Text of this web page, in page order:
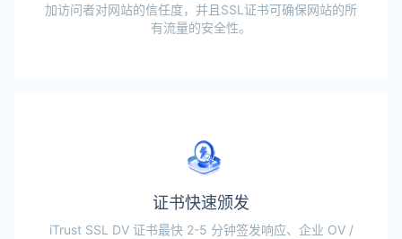
加访问者对网站的信任度，并且SSL证书可确保网站的所
有流量的安全性。
证书快速颁发
iTrust SSL DV 证书最快 2-5 分钟签发响应、企业 OV /